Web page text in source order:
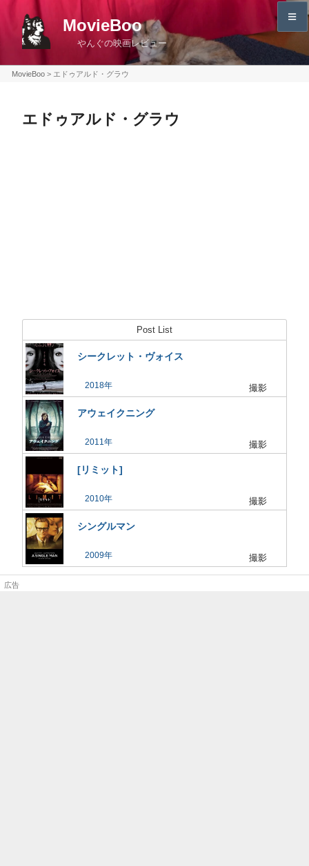
ン
MovieBoo
やんぐの映画レビュー
MovieBoo> エドゥアルド・グラウ
エドゥアルド・グラウ
Post List
シークレット・ヴォイス
2018 撮影
アウェイクニング
2011 撮影
[リミット]
2010 撮影
シングルマン
2009 撮影